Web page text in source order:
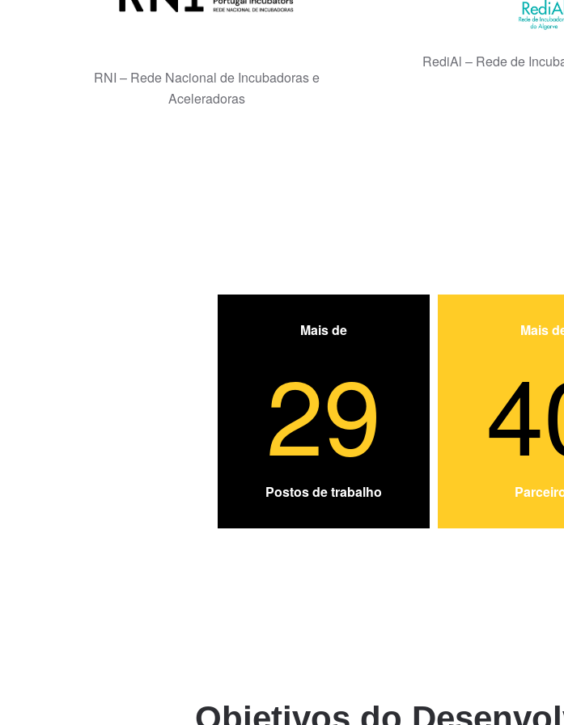
RNI – Rede Nacional de Incubadoras e
Aceleradoras
RediAl – Rede de
Mais de
29
Postos de trabalho
Mais